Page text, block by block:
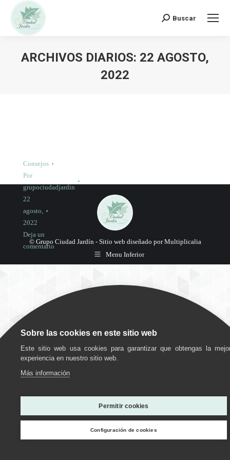
Buscar:
Buscar
ARCHIVOS DIARIOS: 22 AGOSTO,
2022
Consejos
Por
grupociudadjardin
22
agosto,
2022
Deja un
comentario
© Grupo Ciudad Jardín - Sitio web diseñado por Multiplicalia
Menu Inferior
Utilizamos cookies para ofrecerte la mejor experiencia en
Puedes aprender más sobre qué cookies utilizamos o
desactivarlas en losajustes.
Sobre las cookies en este sitio web
Este sitio web usa cookies para garantizar que obtengas la
experiencia en nuestro sitio web.
Más información
Permitir cookies
Configuración de cookies